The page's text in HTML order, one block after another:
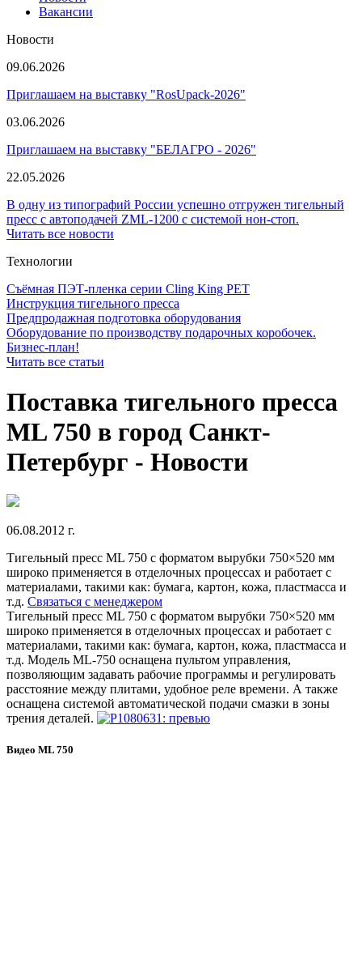
Вакансии
Новости
09.06.2026
Приглашаем на выставку "RosUpack-2026"
03.06.2026
Приглашаем на выставку "БЕЛАГРО - 2026"
22.05.2026
В одну из типографий России успешно отгружен тигельный
пресс с автоподачей ZML-1200 с системой нон-стоп.
Читать все новости
Технологии
Съёмная ПЭТ-пленка серии Cling King PET
Инструкция тигельного пресса
Предпродажная подготовка оборудования
Оборудование по производству подарочных коробочек.
Бизнес-план!
Читать все статьи
Поставка тигельного пресса
ML 750 в город Санкт-
Петербург - Новости
06.08.2012 г.
Тигельный пресс ML 750 с форматом вырубки 750×520 мм
широко применяется в отделочных процессах и работает с
материалами, такими как: бумага, картон, кожа, пластмасса и
т.д. Связаться с менеджером
Тигельный пресс ML 750 с форматом вырубки 750×520 мм
широко применяется в отделочных процессах и работает с
материалами, такими как: бумага, картон, кожа, пластмасса и
т.д. Модель ML-750 оснащена пультом управления,
позволяющим задавать рабочие программы и регулировать
расстояние между плитами, удобное реле времени. А также
оснащена системой автоматической подачи смазки в зоны
трения деталей.
Видео ML 750